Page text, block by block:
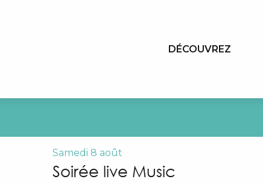
DÉCOUVREZ
Samedi 8 août
Soirée live Music